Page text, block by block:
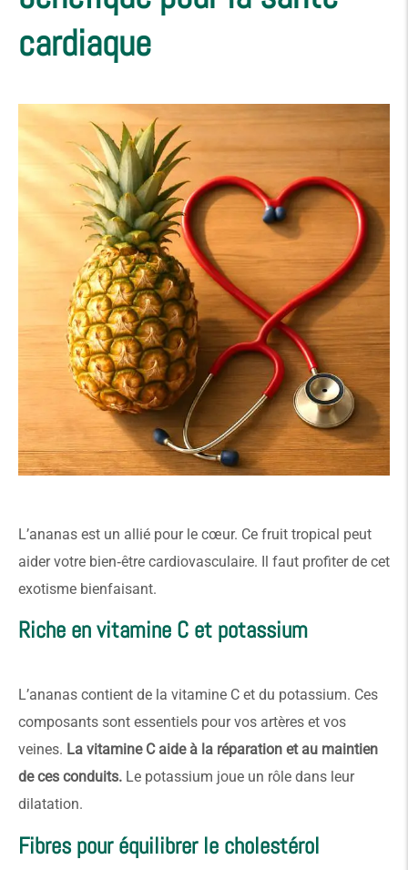
cardiaque
L’ananas est un allié pour le cœur. Ce fruit tropical peut
aider votre bien‑être cardiovasculaire. Il faut profiter de cet
exotisme bienfaisant.
Riche en vitamine C et potassium
L’ananas contient de la vitamine C et du potassium. Ces
composants sont essentiels pour vos artères et vos
veines. La vitamine C aide à la réparation et au maintien
de ces conduits. Le potassium joue un rôle dans leur
dilatation.
Fibres pour équilibrer le cholestérol